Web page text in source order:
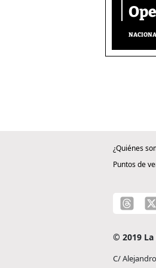
¿Quiénes
Puntos de
© 2019 La
C/